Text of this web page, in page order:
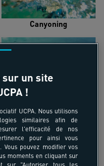
Canyoning
Kayak de mer
sur un site
!
UCPA. Nous utilisons
similaires afin de
l'efficacité de nos
pour ainsi vous
Vous pouvez modifier vos
moments en cliquant sur